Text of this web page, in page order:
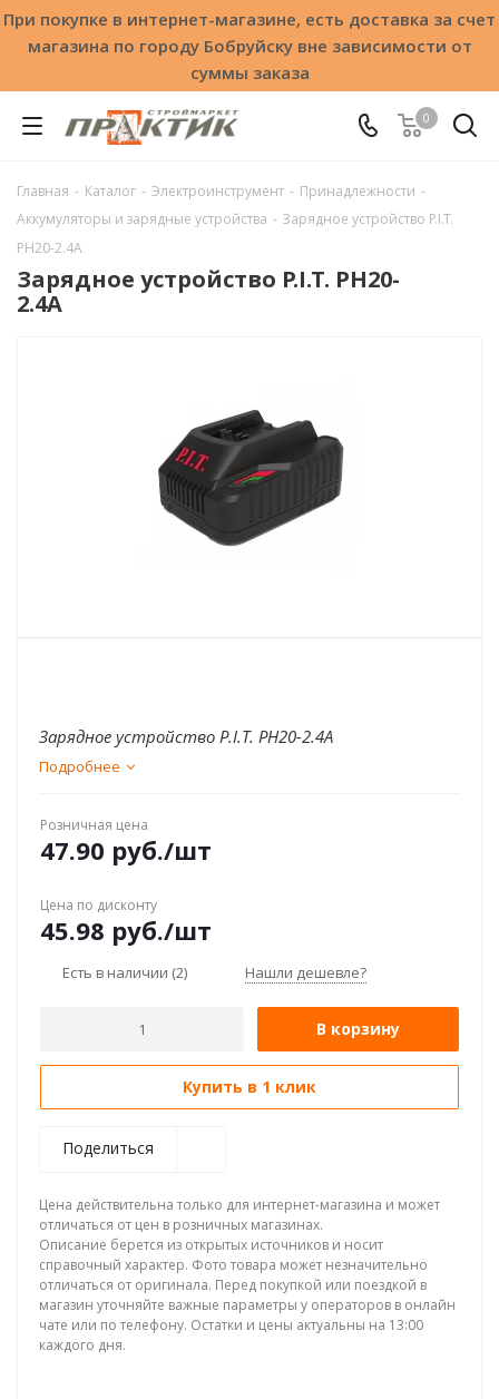
При покупке в интернет-магазине, есть доставка за счет
магазина по городу Бобруйску вне зависимости от
суммы заказа
0
Главная - Каталог - Электроинструмент - Принадлежности -
Аккумуляторы и зарядные устройства - Зарядное устройство P.I.T.
PH20-2.4А
Зарядное устройство P.I.T. PH20-
2.4А
Зарядное устройство P.I.T. PH20-2.4А
Подробнее
Розничная цена
47.90 руб./шт
Цена по дисконту
45.98 руб./шт
Есть в наличии (2) Нашли дешевле?
В корзину
Купить в 1 клик
Поделиться
Цена действительна только для интернет-магазина и может
отличаться от цен в розничных магазинах.
Описание берется из открытых источников и носит
справочный характер. Фото товара может незначительно
отличаться от оригинала. Перед покупкой или поездкой в
магазин уточняйте важные параметры у операторов в онлайн
чате или по телефону. Остатки и цены актуальны на 13:00
каждого дня.